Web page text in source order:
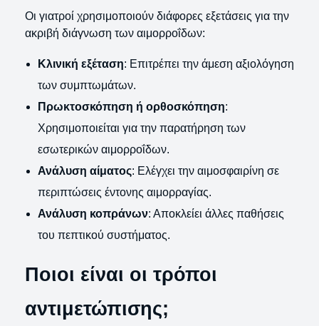
Οι γιατροί χρησιμοποιούν διάφορες εξετάσεις για την
ακριβή διάγνωση των αιμορροΐδων:
Κλινική εξέταση: Επιτρέπει την άμεση αξιολόγηση
των συμπτωμάτων.
Πρωκτοσκόπηση ή ορθοσκόπηση:
Χρησιμοποιείται για την παρατήρηση των
εσωτερικών αιμορροΐδων.
Ανάλυση αίματος: Ελέγχει την αιμοσφαιρίνη σε
περιπτώσεις έντονης αιμορραγίας.
Ανάλυση κοπράνων: Αποκλείει άλλες παθήσεις
του πεπτικού συστήματος.
Ποιοι είναι οι τρόποι
αντιμετώπισης;